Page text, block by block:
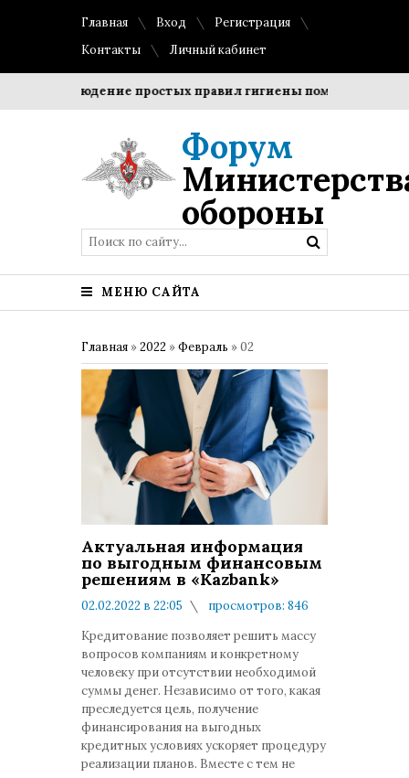
Главная Вход
Регистрация
Контакты
Личный кабинет
Соблюдение простых правил гигиены помогает
Форум
обороны
МЕНЮ САЙТА
Главная »2022 »Февраль »02
Актуальная информация
по выгодным финансовым
решениям в «Kazbank»
02.02.2022 в 22:05
просмотров: 846
Кредитование позволяет решить массу
вопросов компаниям и конкретному
человеку при отсутствии необходимой
суммы денег. Независимо от того, какая
преследуется цель, получение
финансирования на выгодных
кредитных условиях ускоряет процедуру
реализации планов. Вместе с тем не